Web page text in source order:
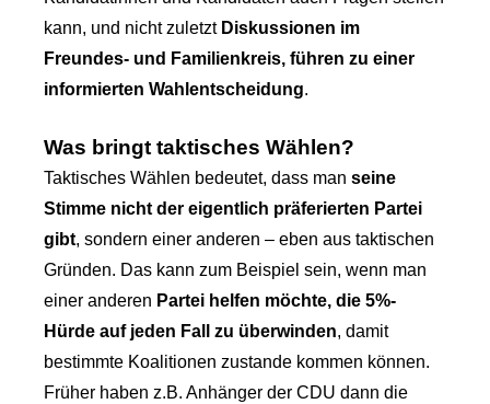
kann, und nicht zuletzt Diskussionen im
Freundes- und Familienkreis, führen zu einer
informierten Wahlentscheidung.
Was bringt taktisches Wählen?
Taktisches Wählen bedeutet, dass man seine
Stimme nicht der eigentlich präferierten Partei
gibt, sondern einer anderen – eben aus taktischen
Gründen. Das kann zum Beispiel sein, wenn man
einer anderen Partei helfen möchte, die 5%-
Hürde auf jeden Fall zu überwinden, damit
bestimmte Koalitionen zustande kommen können.
Früher haben z.B. Anhänger der CDU dann die